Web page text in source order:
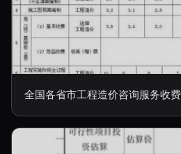
全国各省市工程造价咨询服务收